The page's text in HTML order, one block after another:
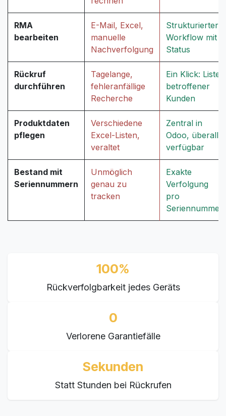
RMA
bearbeiten
E-Mail, Excel,
manuelle
Nachverfolgung
Strukturierter
Workflow mit
Status
Rückruf
durchführen
Tagelange,
fehleranfällige
Recherche
Ein Klick: Liste
betroffener
Kunden
Produktdaten
pflegen
Verschiedene
Excel-Listen,
veraltet
Zentral in
Odoo, überall
verfügbar
Bestand mit
Seriennummern
Unmöglich
genau zu
tracken
Exakte
Verfolgung
pro
Seriennummer
100%
Rückverfolgbarkeit jedes Geräts
0
Verlorene Garantiefälle
Sekunden
Statt Stunden bei Rückrufen